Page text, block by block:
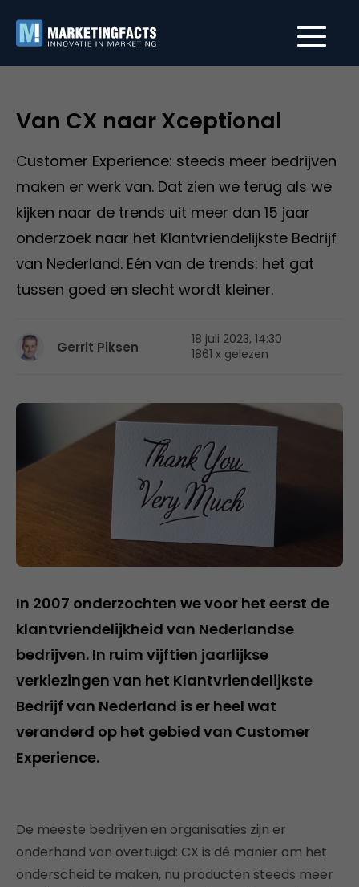
Van CX naar Xceptional
Customer Experience: steeds meer bedrijven
maken er werk van. Dat zien we terug als we
kijken naar de trends uit meer dan 15 jaar
onderzoek naar het Klantvriendelijkste Bedrijf
van Nederland. Eén van de trends: het gat
tussen goed en slecht wordt kleiner.
Gerrit Piksen
18 juli 2023, 14:30
1861 x gelezen
In 2007 onderzochten we voor het eerst de
klantvriendelijkheid van Nederlandse
bedrijven. In ruim vijftien jaarlijkse
verkiezingen van het Klantvriendelijkste
Bedrijf van Nederland is er heel wat
veranderd op het gebied van Customer
Experience.
De meeste bedrijven en organisaties zijn er
onderhand van overtuigd: CX is dé manier om het
onderscheid te maken, nu producten steeds meer